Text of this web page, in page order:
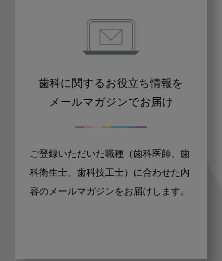
歯科に関するお役立ち情報を
メールマガジンでお届け
ご登録いただいた職種（歯科医師、歯
科衛生士、歯科技工士）に合わせた内
容のメールマガジンをお届けします。